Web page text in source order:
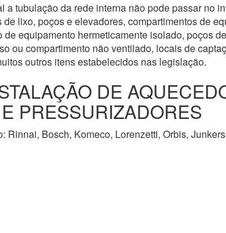
tubulação da rede interna não pode passar no
lixo, poços e elevadores, compartimentos de
equipamento hermeticamente isolado, poços
ou compartimento não ventilado, locais de
outros itens estabelecidos nas legislação.
DE
PRESSURIZADORES
Rinnai, Bosch, Komeco, Lorenzetti, Orbis,